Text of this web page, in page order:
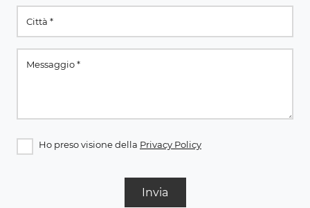
Ho preso visione della Privacy Policy
Invia